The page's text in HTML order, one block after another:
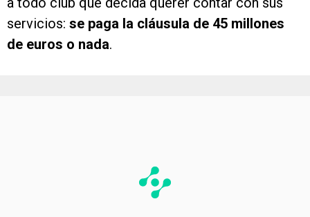
servicios: se paga la cláusula de 45 millones
de euros o nada.